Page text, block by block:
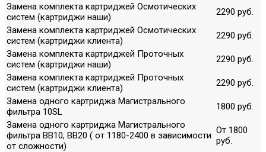
Замена комплекта картриджей Осмотических
систем (картриджи наши)
2290 руб.
Замена комплекта картриджей Осмотических
систем (картриджи клиента)
2290 руб.
Замена комплекта картриджей Проточных
систем (картриджи наши)
2290 руб.
Замена комплекта картриджей Проточных
систем (картриджи клиента)
2290 руб.
Замена одного картриджа Магистрального
фильтра 10SL
1800 руб.
Замена одного картриджа Магистрального
фильтра ВВ10, ВВ20 ( от 1180-2400 в зависимости
от сложности)
От 1800
руб.